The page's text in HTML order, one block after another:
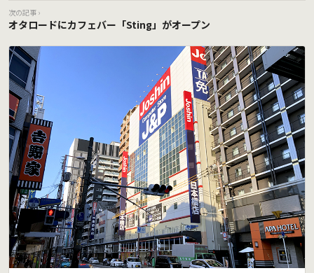
次の記事 ›
オタロードにカフェバー「Sting」がオープン